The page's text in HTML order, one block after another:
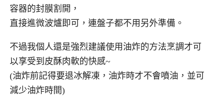
容器的封膜割開，
直接進微波爐即可，連盤子都不用另外準備。
不過我個人還是強烈建議使用油炸的方法烹調才可
以享受到皮酥肉軟的快感~
(油炸前記得要退冰解凍，油炸時才不會噴油，並可
減少油炸時間)